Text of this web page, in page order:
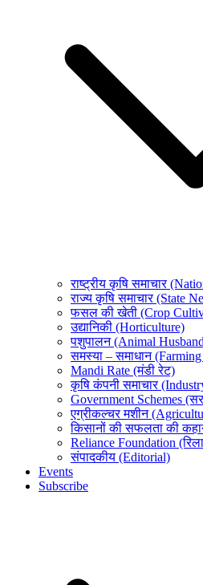
राष्ट्रीय कृषि समाचार
राज्य कृषि समाचार (State
फसल की खेती (Crop
उद्यानिकी (Horticulture)
पशुपालन (Animal
समस्या – समाधान
Mandi Rate (मंडी रेट)
कृषि कंपनी समाचार
Government Schemes
एग्रीकल्चर मशीन
किसानों की सफलता की
Reliance Foundation
संपादकीय (Editorial)
Events
Subscribe